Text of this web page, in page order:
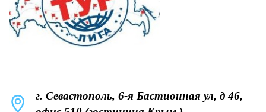
г. Севастополь, 6-я Бастионная ул, д 46,